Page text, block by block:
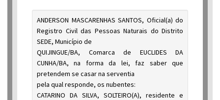
ANDERSON MASCARENHAS SANTOS, Oficial(a) do
Registro Civil das Pessoas Naturais do Distrito
SEDE, Município de
QUIJINGUE/BA, Comarca de EUCLIDES DA
CUNHA/BA, na forma da lei, faz saber que
pretendem se casar na serventia
pela qual responde, os nubentes:
CATARINO DA SILVA, SOLTEIRO(A), residente e